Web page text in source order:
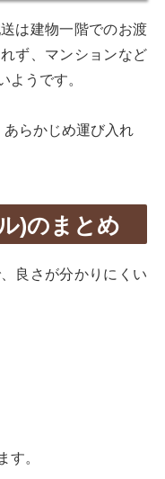
は建物一階でのお渡
ず、マンションなど
ようです。
らかじめ運び入れ
)のまとめ
良さが分かりにくい
す。